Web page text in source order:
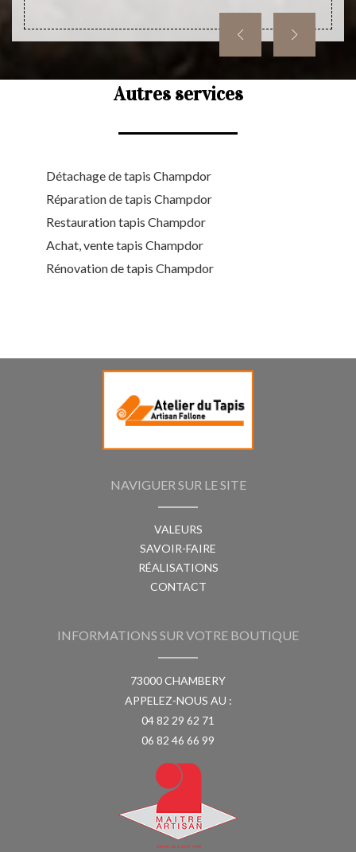
Autres services
Détachage de tapis Champdor
Réparation de tapis Champdor
Restauration tapis Champdor
Achat, vente tapis Champdor
Rénovation de tapis Champdor
NAVIGUER SUR LE SITE
VALEURS
SAVOIR-FAIRE
RÉALISATIONS
CONTACT
INFORMATIONS SUR VOTRE BOUTIQUE
73000 CHAMBERY
APPELEZ-NOUS AU :
04 82 29 62 71
06 82 46 66 99